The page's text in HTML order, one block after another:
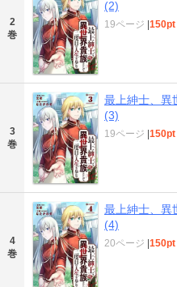
2
巻
(2)
19ページ |150pt
3
巻
最上紳士、異
(3)
19ページ |150pt
4
巻
最上紳士、異
(4)
20ページ |150pt